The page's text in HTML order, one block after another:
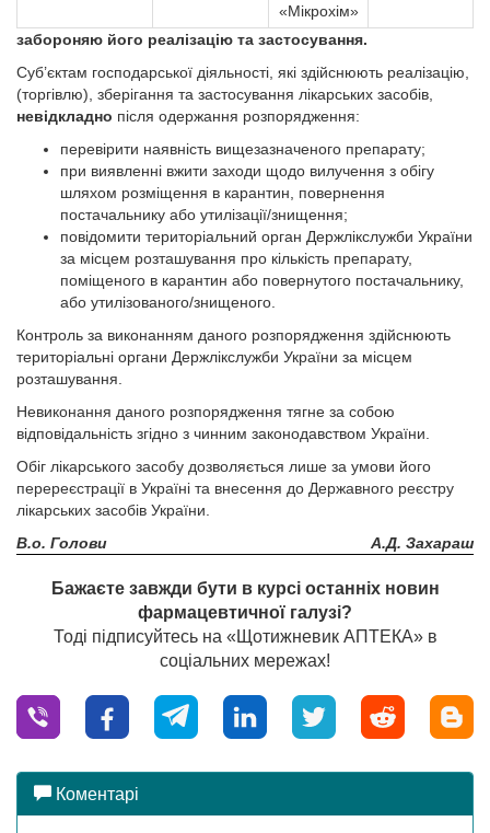
«Мікрохім»
забороняю його реалізацію та застосування.
Суб’єктам господарської діяльності, які здійснюють реалізацію,
(торгівлю), зберігання та застосування лікарських засобів,
невідкладно після одержання розпорядження:
перевірити наявність вищезазначеного препарату;
при виявленні вжити заходи щодо вилучення з обігу
шляхом розміщення в карантин, повернення
постачальнику або утилізації/знищення;
повідомити територіальний орган Держлікслужби України
за місцем розташування про кількість препарату,
поміщеного в карантин або повернутого постачальнику,
або утилізованого/знищеного.
Контроль за виконанням даного розпорядження здійснюють
територіальні органи Держлікслужби України за місцем
розташування.
Невиконання даного розпорядження тягне за собою
відповідальність згідно з чинним законодавством України.
Обіг лікарського засобу дозволяється лише за умови його
перереєстрації в Україні та внесення до Державного реєстру
лікарських засобів України.
В.о. Голови
А.Д. Захараш
Бажаєте завжди бути в курсі останніх новин
фармацевтичної галузі?
Тоді підписуйтесь на «Щотижневик АПТЕКА» в
соціальних мережах!
Коментарі